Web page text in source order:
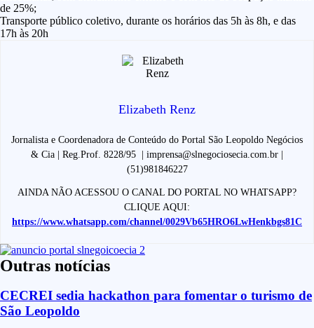
de 25%;
Transporte público coletivo, durante os horários das 5h às 8h, e das
17h às 20h
Elizabeth Renz
Jornalista e Coordenadora de Conteúdo do Portal São Leopoldo Negócios
& Cia | Reg.Prof. 8228/95 | imprensa@slnegociosecia.com.br |
(51)981846227
AINDA NÃO ACESSOU O CANAL DO PORTAL NO WHATSAPP?
CLIQUE AQUI:
https://www.whatsapp.com/channel/0029Vb65HRO6LwHenkbgs81C
Outras notícias
CECREI sedia hackathon para fomentar o turismo de
São Leopoldo